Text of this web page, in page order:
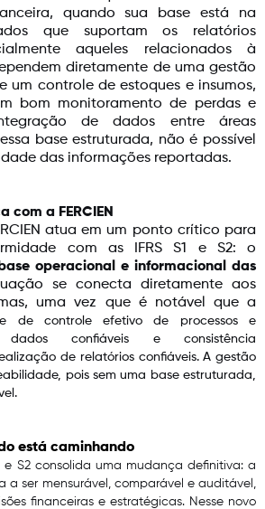
quando sua base está na
que suportam os relatórios
aqueles relacionados à
diretamente de uma gestão
um controle de estoques e insumos,
bom monitoramento de perdas e
de dados entre áreas
base estruturada, não é possível
das informações reportadas.
com a FERCIEN
atua em um ponto crítico para
com as IFRS S1 e S2: o
operacional e informacional das
se conecta diretamente aos
uma vez que é notável que a
de controle efetivo de processos e
dados confiáveis e consistência
de relatórios confiáveis. A gestão
pois sem uma base estruturada,
está caminhando
e S2 consolida uma mudança definitiva: a
a ser mensurável, comparável e auditável,
financeiras e estratégicas. Nesse novo